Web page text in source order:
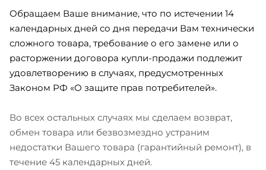
Обращаем Ваше внимание, что по истечении 14
календарных дней со дня передачи Вам технически
сложного товара, требование о его замене или о
расторжении договора купли-продажи подлежит
удовлетворению в случаях, предусмотренных
Законом РФ «О защите прав потребителей».
Во всех остальных случаях мы сделаем возврат,
обмен товара или безвозмездно устраним
недостатки Вашего товара (гарантийный ремонт), в
течение 45 календарных дней.